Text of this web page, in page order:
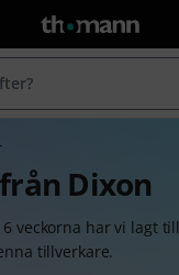
Dixon
veckorna har vi lagt till
tillverkare.